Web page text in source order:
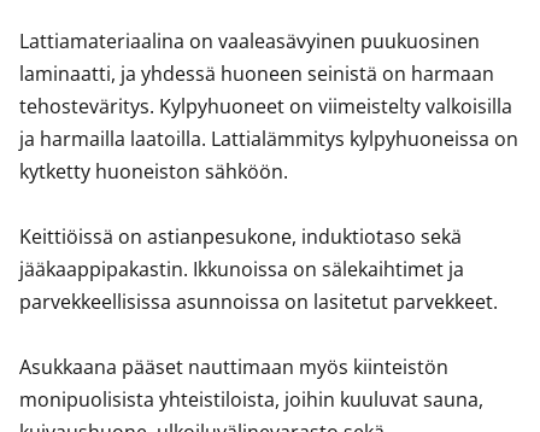
Lattiamateriaalina on vaaleasävyinen puukuosinen
laminaatti, ja yhdessä huoneen seinistä on harmaan
tehosteväritys. Kylpyhuoneet on viimeistelty valkoisilla
ja harmailla laatoilla. Lattialämmitys kylpyhuoneissa on
kytketty huoneiston sähköön.
Keittiöissä on astianpesukone, induktiotaso sekä
jääkaappipakastin. Ikkunoissa on sälekaihtimet ja
parvekkeellisissa asunnoissa on lasitetut parvekkeet.
Asukkaana pääset nauttimaan myös kiinteistön
monipuolisista yhteistiloista, joihin kuuluvat sauna,